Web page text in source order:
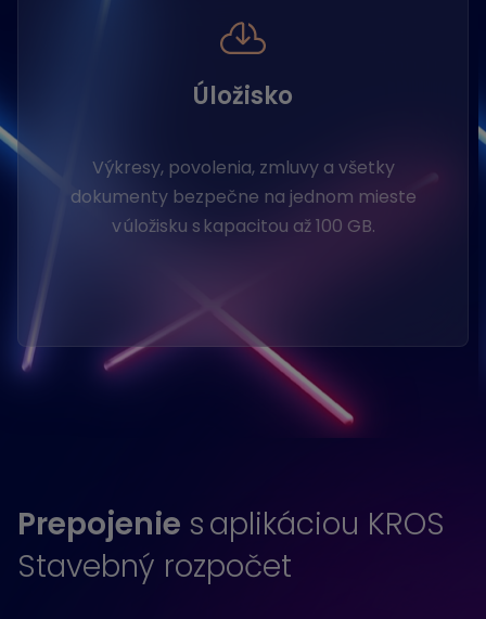
Úložisko
Výkresy, povolenia, zmluvy a všetky
dokumenty bezpečne na jednom mieste
v úložisku s kapacitou až 100 GB.
Prepojenie s aplikáciou KROS
Stavebný rozpočet